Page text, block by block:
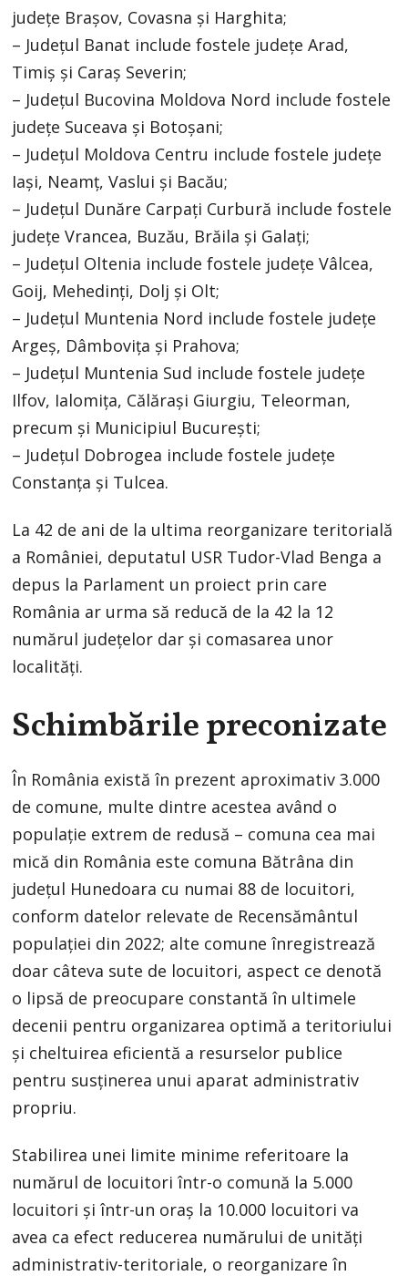
judeţe Braşov, Covasna şi Harghita;
– Judeţul Banat include fostele judeţe Arad,
Timiş şi Caraş Severin;
– Judeţul Bucovina Moldova Nord include fostele
judeţe Suceava şi Botoşani;
– Judeţul Moldova Centru include fostele judeţe
Iaşi, Neamţ, Vaslui şi Bacău;
– Judeţul Dunăre Carpaţi Curbură include fostele
judeţe Vrancea, Buzău, Brăila şi Galaţi;
– Judeţul Oltenia include fostele judeţe Vâlcea,
Goij, Mehedinţi, Dolj şi Olt;
– Judeţul Muntenia Nord include fostele judeţe
Argeş, Dâmboviţa şi Prahova;
– Judeţul Muntenia Sud include fostele judeţe
Ilfov, Ialomiţa, Călăraşi Giurgiu, Teleorman,
precum şi Municipiul Bucureşti;
– Judeţul Dobrogea include fostele judeţe
Constanţa şi Tulcea.
La 42 de ani de la ultima reorganizare teritorială
a României, deputatul USR Tudor-Vlad Benga a
depus la Parlament un proiect prin care
România ar urma să reducă de la 42 la 12
numărul județelor dar și comasarea unor
localități.
Schimbările preconizate
În România există în prezent aproximativ 3.000
de comune, multe dintre acestea având o
populație extrem de redusă – comuna cea mai
mică din România este comuna Bătrâna din
județul Hunedoara cu numai 88 de locuitori,
conform datelor relevate de Recensământul
populației din 2022; alte comune înregistrează
doar câteva sute de locuitori, aspect ce denotă
o lipsă de preocupare constantă în ultimele
decenii pentru organizarea optimă a teritoriului
și cheltuirea eficientă a resurselor publice
pentru susținerea unui aparat administrativ
propriu.
Stabilirea unei limite minime referitoare la
numărul de locuitori într-o comună la 5.000
locuitori și într-un oraș la 10.000 locuitori va
avea ca efect reducerea numărului de unități
administrativ-teritoriale, o reorganizare în